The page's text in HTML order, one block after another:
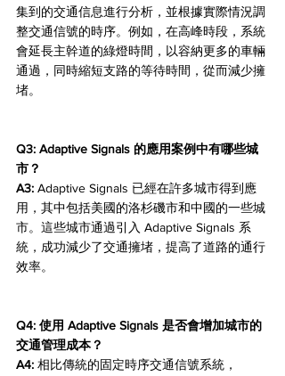
集到的交通信息進行分析，並根據實際情況調
整交通信號的時序。例如，在高峰時段，系統
會延長主幹道的綠燈時間，以容納更多的車輛
通過，同時縮短支路的等待時間，從而減少擁
堵。
Q3: Adaptive Signals 的應用案例中有哪些城
市？
A3: Adaptive Signals 已經在許多城市得到應
用，其中包括美國的洛杉磯市和中國的一些城
市。這些城市通過引入 Adaptive Signals 系
統，成功減少了交通擁堵，提高了道路的通行
效率。
Q4: 使用 Adaptive Signals 是否會增加城市的
交通管理成本？
A4: 相比傳統的固定時序交通信號系統，